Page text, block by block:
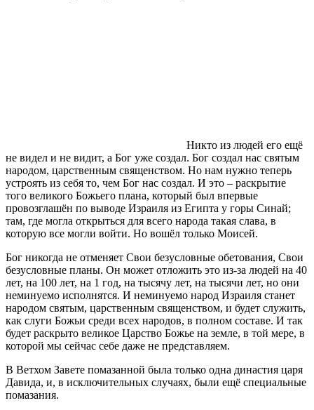
Никто из людей его ещё
не видел и не видит, а Бог уже создал. Бог создал нас святым
народом, царственным священством. Но нам нужно теперь
устроять из себя то, чем Бог нас создал. И это – раскрытие
того великого Божьего плана, который был впервые
провозглашён по выводе Израиля из Египта у горы Синай;
там, где могла открыться для всего народа такая слава, в
которую все могли войти. Но вошёл только Моисей.
Бог никогда не отменяет Свои безусловные обетования, Свои
безусловные планы. Он может отложить это из-за людей на 40
лет, на 100 лет, на 1 год, на тысячу лет, на тысячи лет, но они
неминуемо исполнятся. И неминуемо народ Израиля станет
народом святым, царственным священством, и будет служить,
как слуги Божьи среди всех народов, в полном составе. И так
будет раскрыто великое Царство Божье на земле, в той мере, в
которой мы сейчас себе даже не представляем.
В Ветхом Завете помазанной была только одна династия царя
Давида, и, в исключительных случаях, были ещё специальные
помазания.